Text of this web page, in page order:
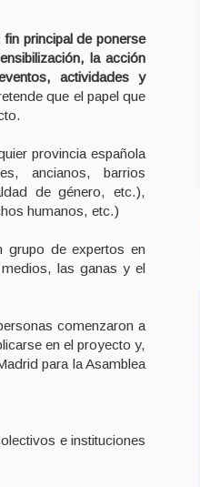
principal de ponerse
la acción
actividades y
que el papel que
provincia española
ancianos, barrios
de género, etc.),
humanos, etc.)
grupo de expertos en
las ganas y el
comenzaron a
en el proyecto y,
para la Asamblea
e instituciones